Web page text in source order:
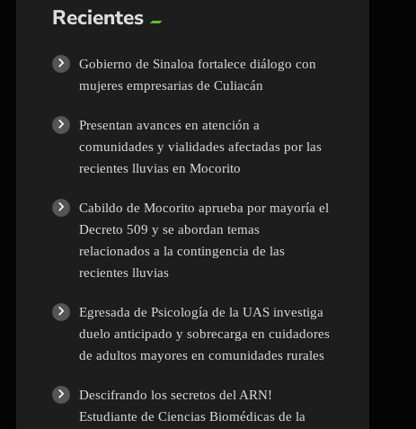
Recientes
Gobierno de Sinaloa fortalece diálogo con
mujeres empresarias de Culiacán
Presentan avances en atención a
comunidades y vialidades afectadas por las
recientes lluvias en Mocorito
Cabildo de Mocorito aprueba por mayoría el
Decreto 509 y se abordan temas
relacionados a la contingencia de las
recientes lluvias
Egresada de Psicología de la UAS investiga
duelo anticipado y sobrecarga en cuidadores
de adultos mayores en comunidades rurales
Descifrando los secretos del ARN!
Estudiante de Ciencias Biomédicas de la